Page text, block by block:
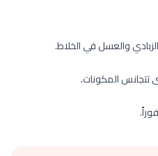
والعسل في الخلاط.